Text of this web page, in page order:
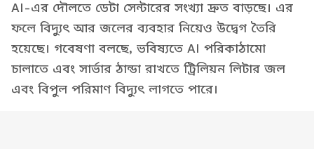
AI-এর দৌলতে ডেটা সেন্টারের সংখ্যা দ্রুত বাড়ছে। এর
ফলে বিদ্যুৎ আর জলের ব্যবহার নিয়েও উদ্বেগ তৈরি
হয়েছে। গবেষণা বলছে, ভবিষ্যতে AI পরিকাঠামো
চালাতে এবং সার্ভার ঠান্ডা রাখতে ট্রিলিয়ন লিটার জল
এবং বিপুল পরিমাণ বিদ্যুৎ লাগতে পারে।